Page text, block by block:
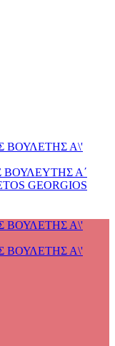
Α΄
GEORGIOS